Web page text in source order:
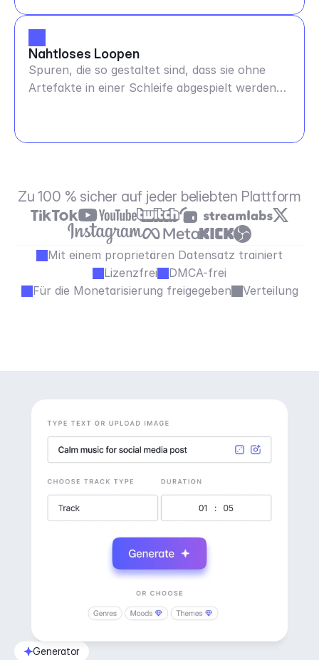
Nahtloses Loopen
Spuren, die so gestaltet sind, dass sie ohne
Artefakte in einer Schleife abgespielt werden
Zu 100 % sicher auf jeder beliebten Plattform
Mit einem proprietären Datensatz trainiert
Lizenzfrei
DMCA-frei
Für die Monetarisierung freigegeben
Verteilung
Generator